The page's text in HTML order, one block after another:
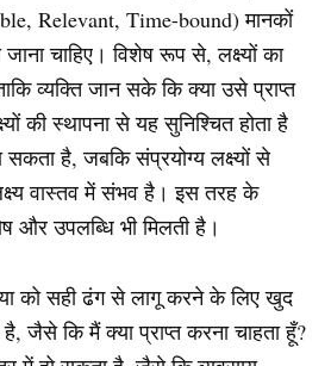
Relevant, Time-bound) मानकों
चाहिए। विशेष रूप से, लक्ष्यों का
व्यक्ति जान सके कि क्या उसे प्राप्त
की स्थापना से यह सुनिश्चित होता है
है, जबकि संप्रयोग्य लक्ष्यों से
वास्तव में संभव है। इस तरह के
और उपलब्धि भी मिलती है।
को सही ढंग से लागू करने के लिए खुद
जैसे कि मैं क्या प्राप्त करना चाहता हूँ?